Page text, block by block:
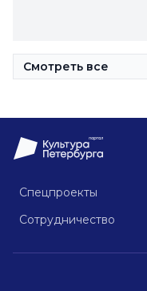
Смотреть все
Спецпроекты
Сотрудничество